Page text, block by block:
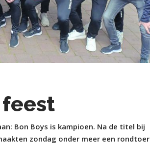
Bon Boys is kampioen. Na de titel bij
zondag onder meer een rondtoer